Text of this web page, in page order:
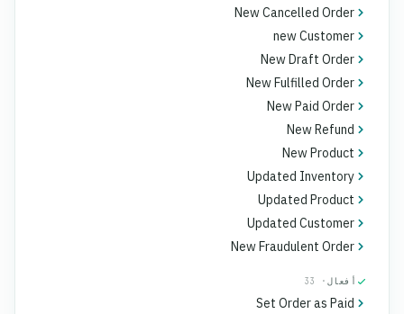
New Cancelled Order
new Customer
New Draft Order
New Fulfilled Order
New Paid Order
New Refund
New Product
Updated Inventory
Updated Product
Updated Customer
New Fraudulent Order
أفعال · 33
Set Order as Paid